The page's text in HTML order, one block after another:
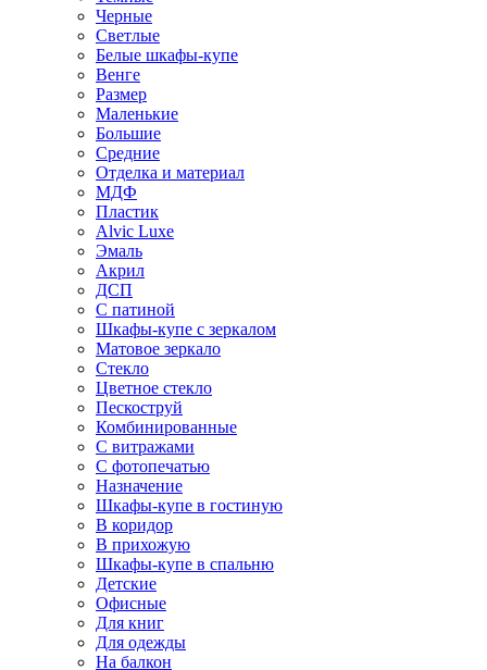
Черные
Светлые
Белые шкафы-купе
Венге
Размер
Маленькие
Большие
Средние
Отделка и материал
МДФ
Пластик
Alvic Luxe
Эмаль
Акрил
ДСП
С патиной
Шкафы-купе с зеркалом
Матовое зеркало
Стекло
Цветное стекло
Пескоструй
Комбинированные
С витражами
С фотопечатью
Назначение
Шкафы-купе в гостиную
В коридор
В прихожую
Шкафы-купе в спальню
Детские
Офисные
Для книг
Для одежды
На балкон